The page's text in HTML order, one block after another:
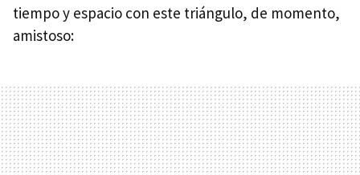
tiempo y espacio con este triángulo, de momento,
amistoso: